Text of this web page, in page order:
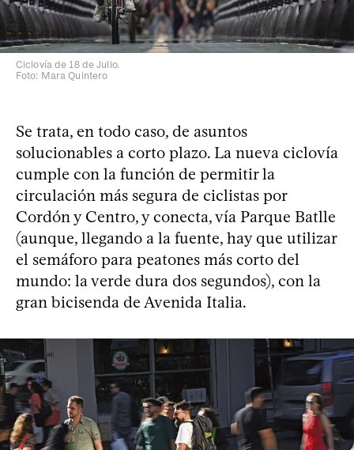
Ciclovía de 18 de Julio.
Foto: Mara Quintero
Se trata, en todo caso, de asuntos
solucionables a corto plazo. La nueva ciclovía
cumple con la función de permitir la
circulación más segura de ciclistas por
Cordón y Centro, y conecta, vía Parque Batlle
(aunque, llegando a la fuente, hay que utilizar
el semáforo para peatones más corto del
mundo: la verde dura dos segundos), con la
gran bicisenda de Avenida Italia.